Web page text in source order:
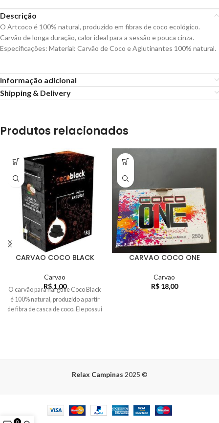
Descrição
O Artcoco é 100% natural, produzido em fibras de coco ecológico.
Carvão de longa duração, calor ideal para a sessão e pouca cinza.
Especificações: Material: Carvão de Coco e Aglutinantes 100% natural.
Informação adicional
Shipping & Delivery
Produtos relacionados
CARVAO COCO BLACK
Carvao
R$1,00
O carvão para narguile Coco Black
é 100% natural, produzido a partir
de fibra de casca de coco. Ele possui
CARVAO COCO ONE
Carvao
R$18,00
Relax Campinas 2025 ©
0